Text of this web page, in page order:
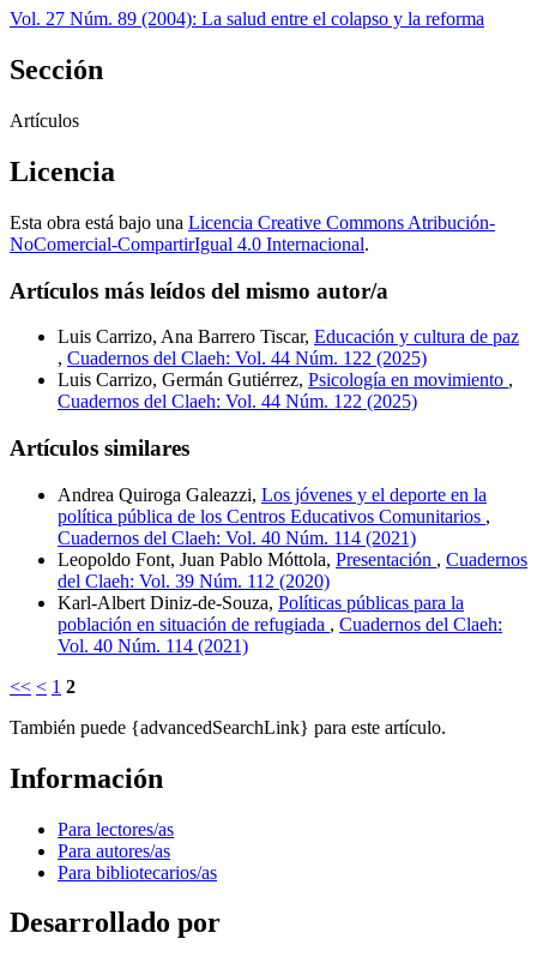
Vol. 27 Núm. 89 (2004): La salud entre el colapso y la reforma
Sección
Artículos
Licencia
Esta obra está bajo una Licencia Creative Commons Atribución-
NoComercial-CompartirIgual 4.0 Internacional.
Artículos más leídos del mismo autor/a
Luis Carrizo, Ana Barrero Tiscar, Educación y cultura de paz
, Cuadernos del Claeh: Vol. 44 Núm. 122 (2025)
Luis Carrizo, Germán Gutiérrez, Psicología en movimiento ,
Cuadernos del Claeh: Vol. 44 Núm. 122 (2025)
Artículos similares
Andrea Quiroga Galeazzi, Los jóvenes y el deporte en la
política pública de los Centros Educativos Comunitarios ,
Cuadernos del Claeh: Vol. 40 Núm. 114 (2021)
Leopoldo Font, Juan Pablo Móttola, Presentación , Cuadernos
del Claeh: Vol. 39 Núm. 112 (2020)
Karl-Albert Diniz-de-Souza, Políticas públicas para la
población en situación de refugiada , Cuadernos del Claeh:
Vol. 40 Núm. 114 (2021)
<< < 1 2
También puede {advancedSearchLink} para este artículo.
Información
Para lectores/as
Para autores/as
Para bibliotecarios/as
Desarrollado por